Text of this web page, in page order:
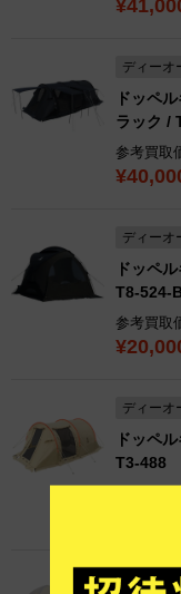
ディーオ
ドッペ
ラック /
参考買取
ディーオ
ドッペ
T8-524-
参考買取
ディーオ
ドッペ
T3-488
ディーオ